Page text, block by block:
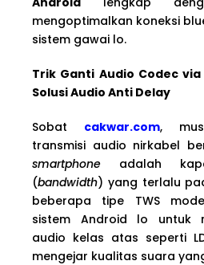
mengoptimalkan koneksi
sistem gawai lo.
Trik Ganti Audio Codec
Solusi Audio Anti Delay
Sobat cakwar.com,
transmisi audio nirkabel
smartphone adalah
(bandwidth) yang terlalu
beberapa tipe TWS
sistem Android lo untuk
audio kelas atas seperti
mengejar kualitas suara